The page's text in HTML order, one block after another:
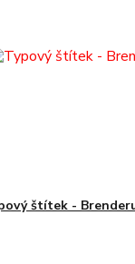
štítek -